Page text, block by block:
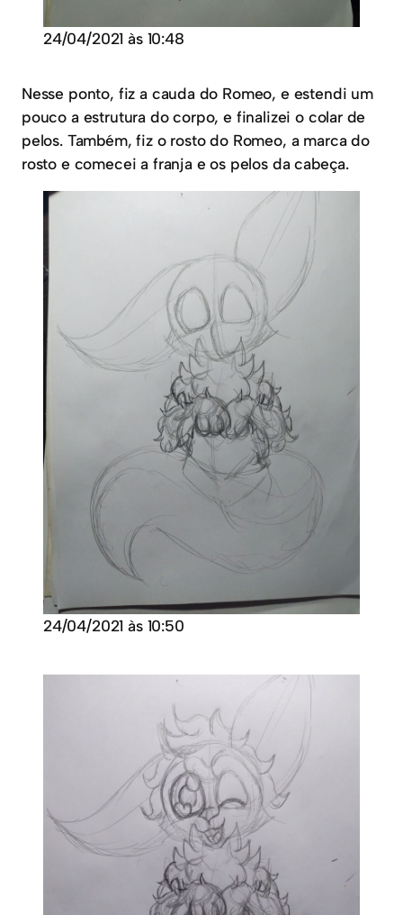
24/04/2021 às 10:48
Nesse ponto, fiz a cauda do Romeo, e estendi um
pouco a estrutura do corpo, e finalizei o colar de
pelos. Também, fiz o rosto do Romeo, a marca do
rosto e comecei a franja e os pelos da cabeça.
24/04/2021 às 10:50